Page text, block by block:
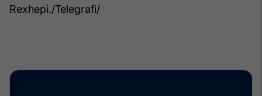
Rexhepi./Telegrafi/